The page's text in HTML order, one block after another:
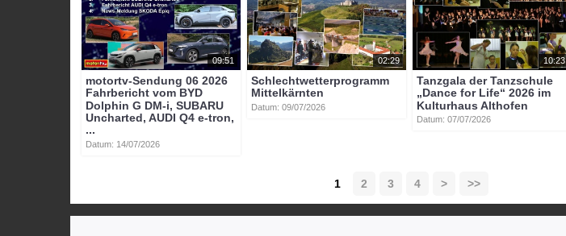
09:51
motortv-Sendung 06 2026
Fahrbericht vom BYD
Dolphin G DM-i, SUBARU
Uncharted, AUDI Q4 e-tron,
...
Datum: 14/07/2026
02:29
Schlechtwetterprogramm
Mittelkärnten
Datum: 09/07/2026
10:23
Tanzgala der Tanzschule
„Dance for Life“ 2026 im
Kulturhaus Althofen
Datum: 07/07/2026
1 2 3 4 > >>